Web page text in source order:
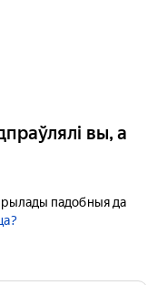
вы, а
падобныя да